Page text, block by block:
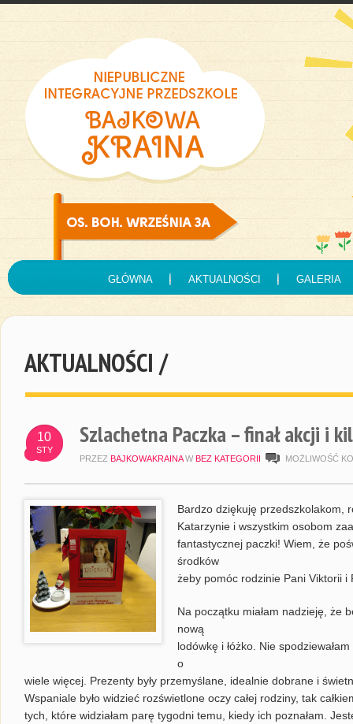
GŁÓWNA AKTUALNOŚCI GALERIA
AKTUALNOŚCI /
10
STY
Szlachetna Paczka – finał akcji i
PRZEZ BAJKOWAKRAINA W BEZ KATEGORII MOŻLIWOŚĆ
Bardzo dziękuję przedszkolakom,
Katarzynie i wszystkim osobom
fantastycznej paczki! Wiem, że
środków
żeby pomóc rodzinie Pani Viktorii i
Na początku miałam nadzieję, że
nową
lodówkę i łóżko. Nie
o
wiele więcej. Prezenty były przemyślane, idealnie dobrane i
Wspaniale było widzieć rozświetlone oczy całej rodziny, tak
tych, które widziałam parę tygodni temu, kiedy ich poznałam.